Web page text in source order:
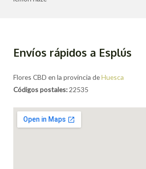
Envíos rápidos a Esplús
Flores CBD en la provincia deHuesca
Códigos postales: 22535